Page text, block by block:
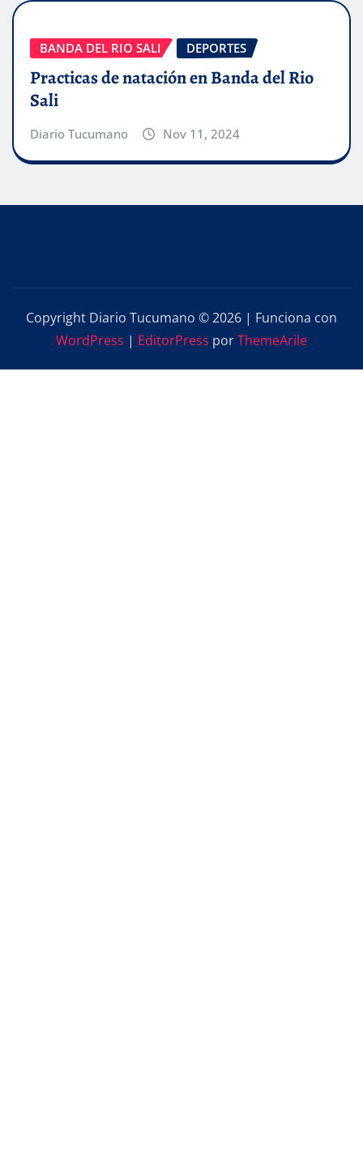
BANDA DEL RIO SALI DEPORTES
Practicas de natación en Banda del Rio
Sali
Diario Tucumano Nov 11, 2024
Copyright Diario Tucumano © 2026 | Funciona con
WordPress | EditorPress porThemeArile